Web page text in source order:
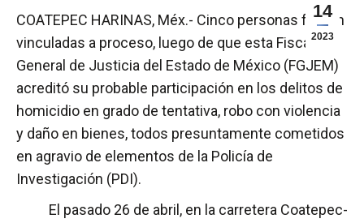
14
2023
COATEPEC HARINAS, Méx.- Cinco personas fueron
vinculadas a proceso, luego de que esta Fiscalía
General de Justicia del Estado de México (FGJEM)
acreditó su probable participación en los delitos de
homicidio en grado de tentativa, robo con violencia
y daño en bienes, todos presuntamente cometidos
en agravio de elementos de la Policía de
Investigación (PDI).
El pasado 26 de abril, en la carretera Coatepec-